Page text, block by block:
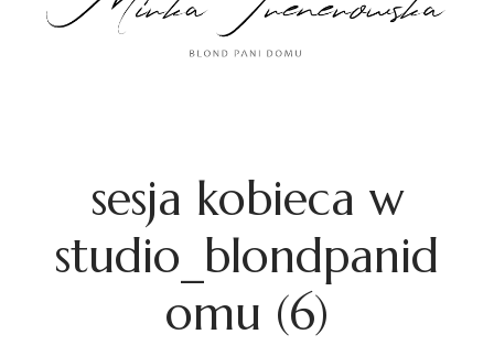
sesja kobieca w
studio_blondpanid
omu (6)